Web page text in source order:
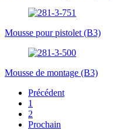
Mousse pour pistolet (B3)
Mousse de montage (B3)
Précédent
1
2
Prochain